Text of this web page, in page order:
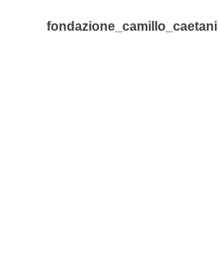
fondazione_camillo_caetani